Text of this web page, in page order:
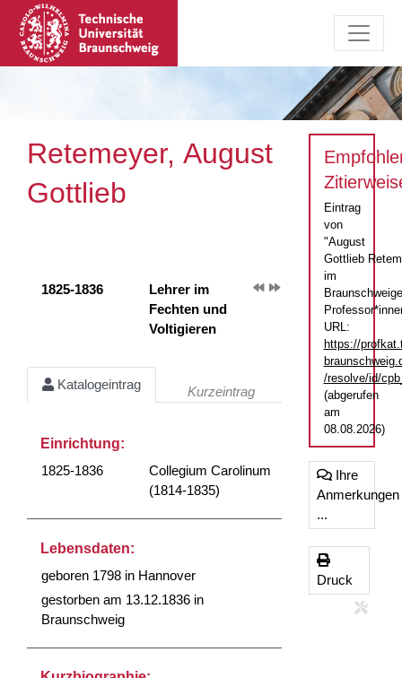
Retemeyer, August
Gottlieb
1825-1836
Lehrer im
Fechten und
Voltigieren
Katalogeintrag Kurzeintrag
Einrichtung:
1825-1836
Collegium Carolinum
(1814-1835)
Lebensdaten:
geboren 1798 in Hannover
gestorben am 13.12.1836 in
Braunschweig
Eintrag
von
"August
Gottlieb
im
URL:
https://
/resolve/id/
(abgerufen
am
08.08.2026)
Ihre
Anmerkungen
...
Druck